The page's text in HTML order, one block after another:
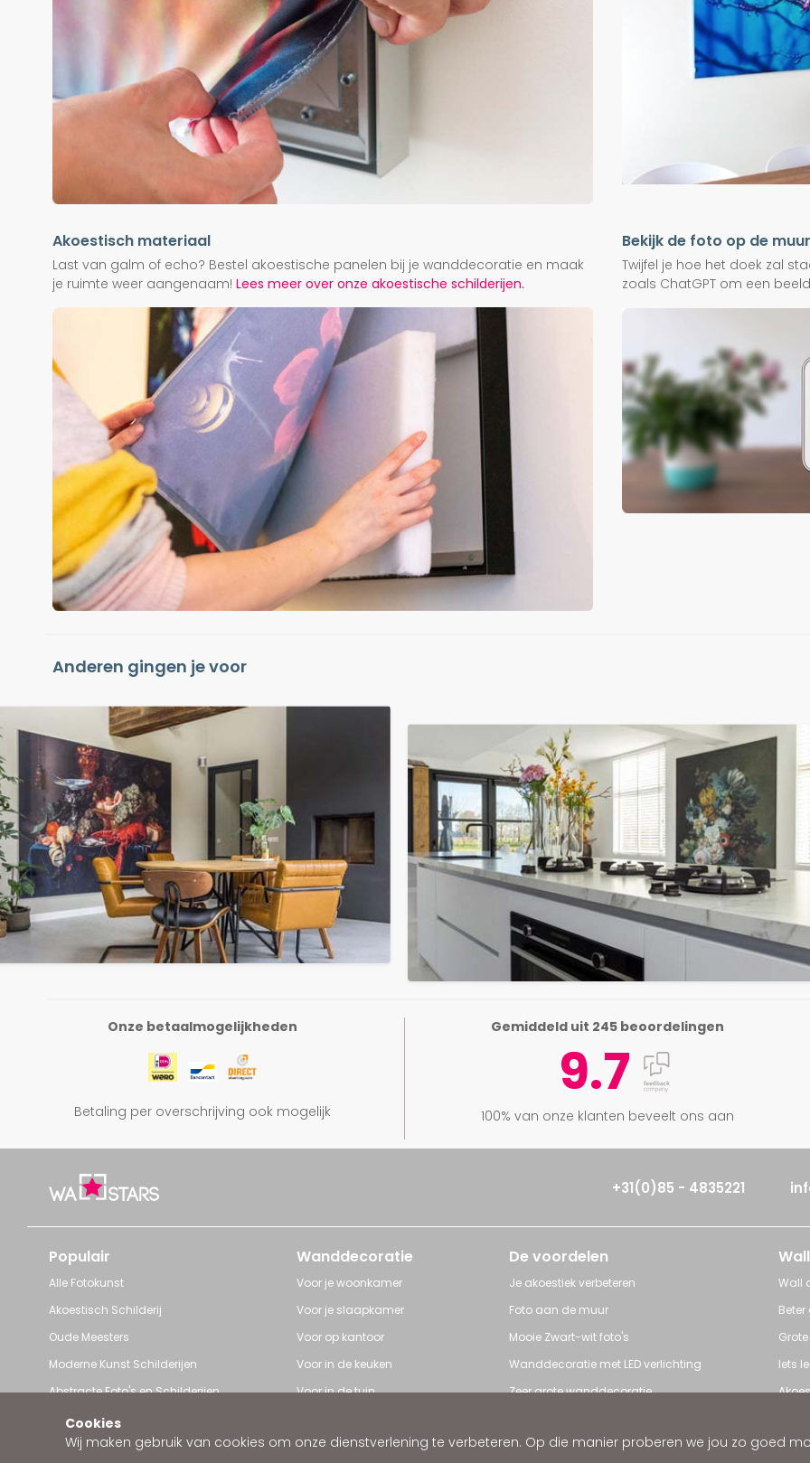
Cookies
Wij maken gebruik van cookies om onze dienstverlening te verbeteren. Op die manier proberen we jou zo goed
Akoestisch materiaal
Last van galm of echo? Bestel akoestische panelen bij je wanddecoratie en maak
je ruimte weer aangenaam! Lees meer over onze akoestische schilderijen.
Bekijk de foto op de muur
Twijfel je hoe het doek zal
zoals ChatGPT om een
Anderen gingen je voor
Onze betaalmogelijkheden
Betaling per overschrijving ook mogelijk
Gemiddeld uit 245 beoordelingen
9.7
100% van onze klanten beveelt ons aan
+31(0)85 - 4835221
Populair
Alle Fotokunst
Akoestisch Schilderij
Oude Meesters
Moderne Kunst Schilderijen
Abstracte Foto's en Schilderijen
Pop Art schilderijen
Art Frame van Wallstars
Wanddecoratie
Voor je woonkamer
Voor je slaapkamer
Voor op kantoor
Voor in de keuken
Voor in de tuin
Zakelijke wanddecoratie
De voordelen
Je akoestiek verbeteren
Foto aan de muur
Mooie Zwart-wit foto's
Wanddecoratie met LED verlichting
Zeer grote wanddecoratie
Wall
Iets